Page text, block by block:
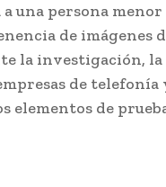
una persona menor
de imágenes
la investigación, la
de
elementos de